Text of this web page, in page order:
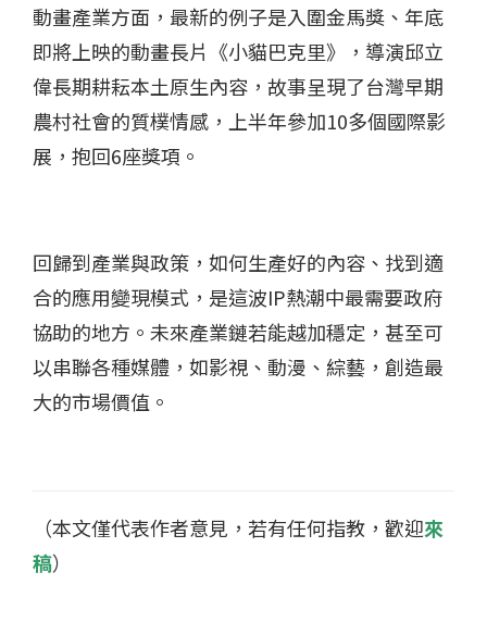
動畫產業方面，最新的例子是入圍金馬獎、年底
即將上映的動畫長片《小貓巴克里》，導演邱立
偉長期耕耘本土原生內容，故事呈現了台灣早期
農村社會的質樸情感，上半年參加10多個國際影
展，抱回6座獎項。
回歸到產業與政策，如何生產好的內容、找到適
合的應用變現模式，是這波IP熱潮中最需要政府
協助的地方。未來產業鏈若能越加穩定，甚至可
以串聯各種媒體，如影視、動漫、綜藝，創造最
大的市場價值。
（本文僅代表作者意見，若有任何指教，歡迎來
稿）